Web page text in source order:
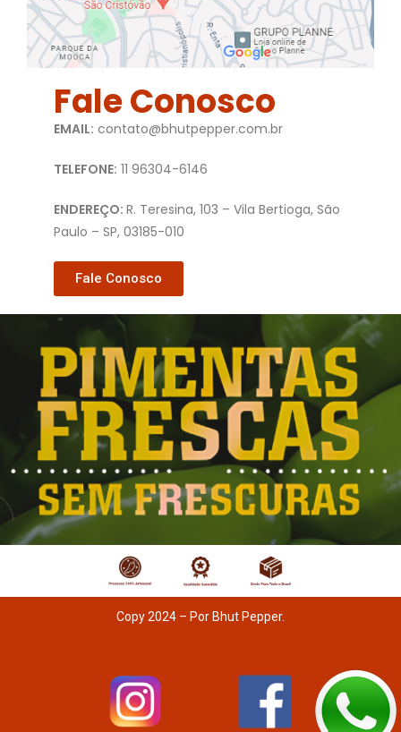
Fale Conosco
EMAIL: contato@bhutpepper.com.br
TELEFONE: 11 96304-6146
ENDEREÇO: R. Teresina, 103 – Vila Bertioga, São
Paulo – SP, 03185-010
Fale Conosco
Copy 2024 – Por Bhut Pepper.